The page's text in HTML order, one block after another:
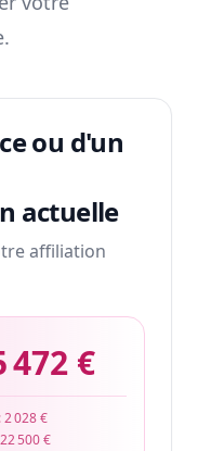
ou d'un
actuelle
affiliation
472 €
2 028 €
22 500 €